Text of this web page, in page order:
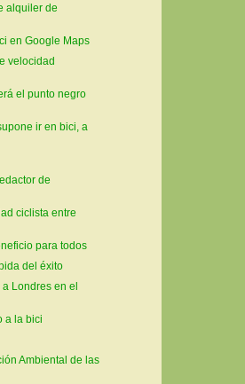
alquiler de
en Google Maps
velocidad
el punto negro
ir en bici, a
de
ciclista entre
para todos
del éxito
Londres en el
a la bici
Ambiental de las